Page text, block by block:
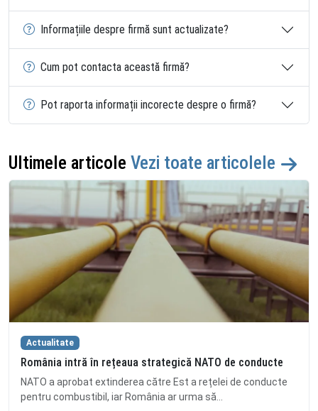
Informațiile despre firmă sunt actualizate?
Cum pot contacta această firmă?
Pot raporta informații incorecte despre o firmă?
Ultimele articole Vezi toate articolele
Actualitate
România intră în rețeaua strategică NATO de conducte
NATO a aprobat extinderea către Est a rețelei de conducte
pentru combustibil, iar România ar urma să...